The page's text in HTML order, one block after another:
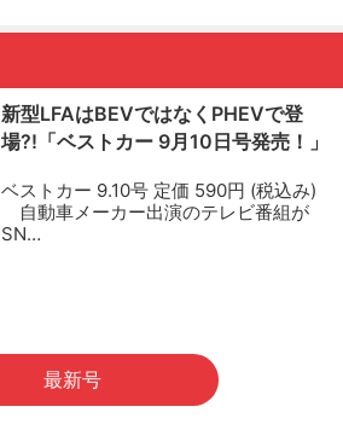
新型LFAはBEVではなくPHEVで登
場?!「ベストカー 9月10日号発売！」
ベストカー 9.10号 定価 590円 (税込み)
自動車メーカー出演のテレビ番組が
SN…
最新号